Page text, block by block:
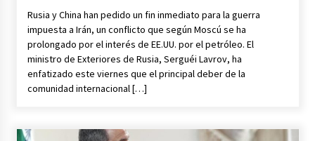
Rusia y China han pedido un fin inmediato para la guerra
impuesta a Irán, un conflicto que según Moscú se ha
prolongado por el interés de EE.UU. por el petróleo. El
ministro de Exteriores de Rusia, Serguéi Lavrov, ha
enfatizado este viernes que el principal deber de la
comunidad internacional […]